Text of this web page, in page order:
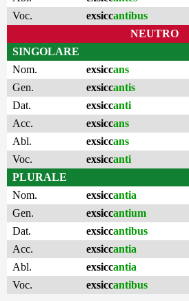
Voc.
exsiccantibus
NEUTRO
SINGOLARE
Nom.
exsiccans
Gen.
exsiccantis
Dat.
exsiccanti
Acc.
exsiccans
Abl.
exsiccans
Voc.
exsiccanti
PLURALE
Nom.
exsiccantia
Gen.
exsiccantium
Dat.
exsiccantibus
Acc.
exsiccantia
Abl.
exsiccantia
Voc.
exsiccantibus